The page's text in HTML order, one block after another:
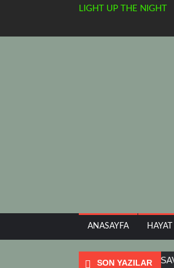
LIGHT UP THE NIGHT
ANASAYFA HAYAT
SON YAZILAR
SURİYE İÇ SAVAŞI